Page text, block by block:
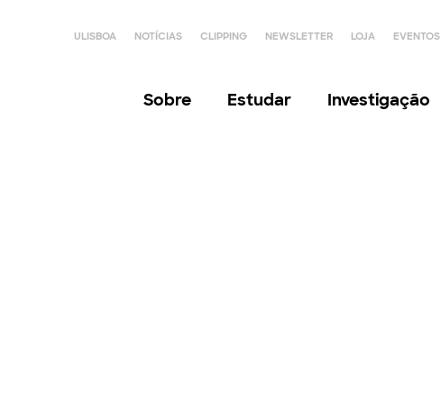
ULISBOA NOTÍCIAS CLIPPING NEWSLETTER LOJA EVENTOS
Sobre Estudar Investigação